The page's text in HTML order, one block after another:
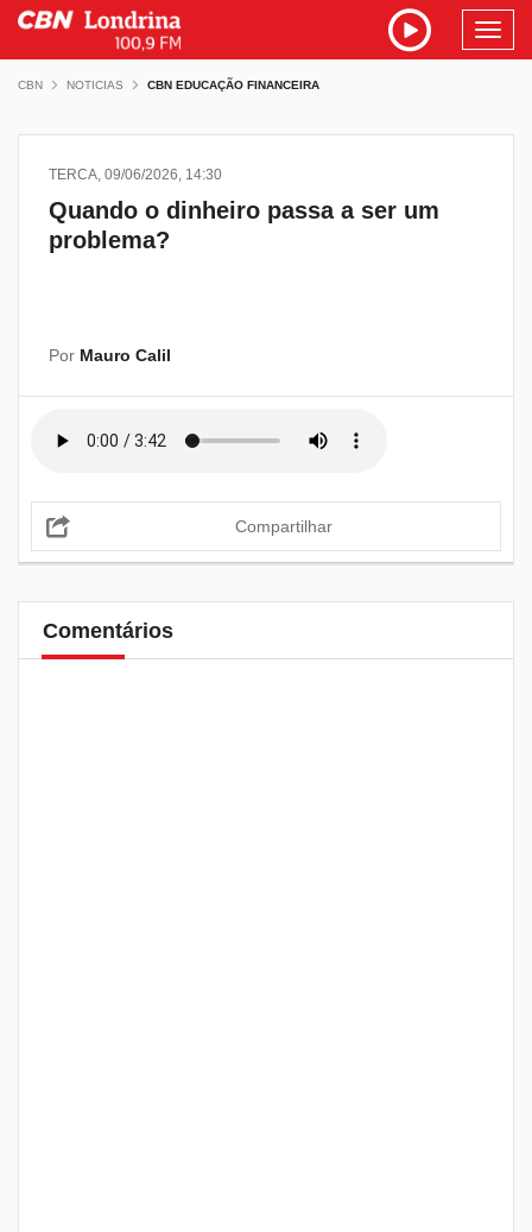
CBN NOTICIAS CBN EDUCAÇÃO FINANCEIRA
TERCA, 09/06/2026, 14:30
Quando o dinheiro passa a ser um
problema?
Por Mauro Calil
Compartilhar
Comentários